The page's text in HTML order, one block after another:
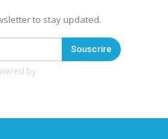
to stay updated.
Souscrire
by